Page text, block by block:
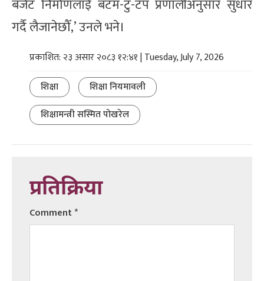
बजेट निर्माणलाई बटम-टु-टप प्रणालीअनुसार सुधार
गर्दै लैजानेछौँ,’ उनले भने।
प्रकाशित: २३ असार २०८३ १२:४१ | Tuesday, July 7, 2026
शिक्षा
शिक्षा नियमावली
शिक्षामन्त्री सस्मित पोखरेल
प्रतिक्रिया
Comment*